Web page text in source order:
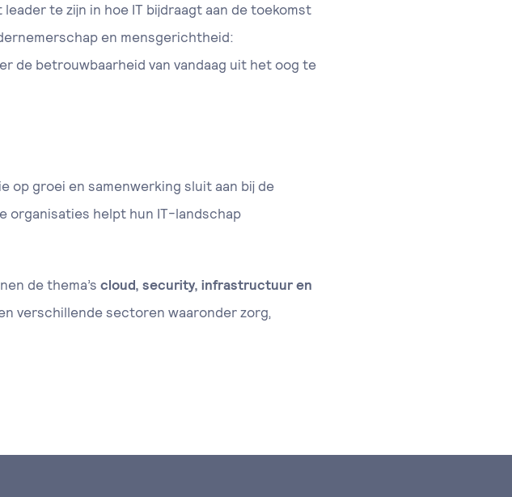
te zijn in hoe IT bijdraagt aan de toekomst
en mensgerichtheid:
de betrouwbaarheid van vandaag uit het oog te
op groei en samenwerking sluit aan bij de
organisaties helpt hun IT-landschap
de thema’s cloud, security, infrastructuur en
verschillende sectoren waaronder zorg,